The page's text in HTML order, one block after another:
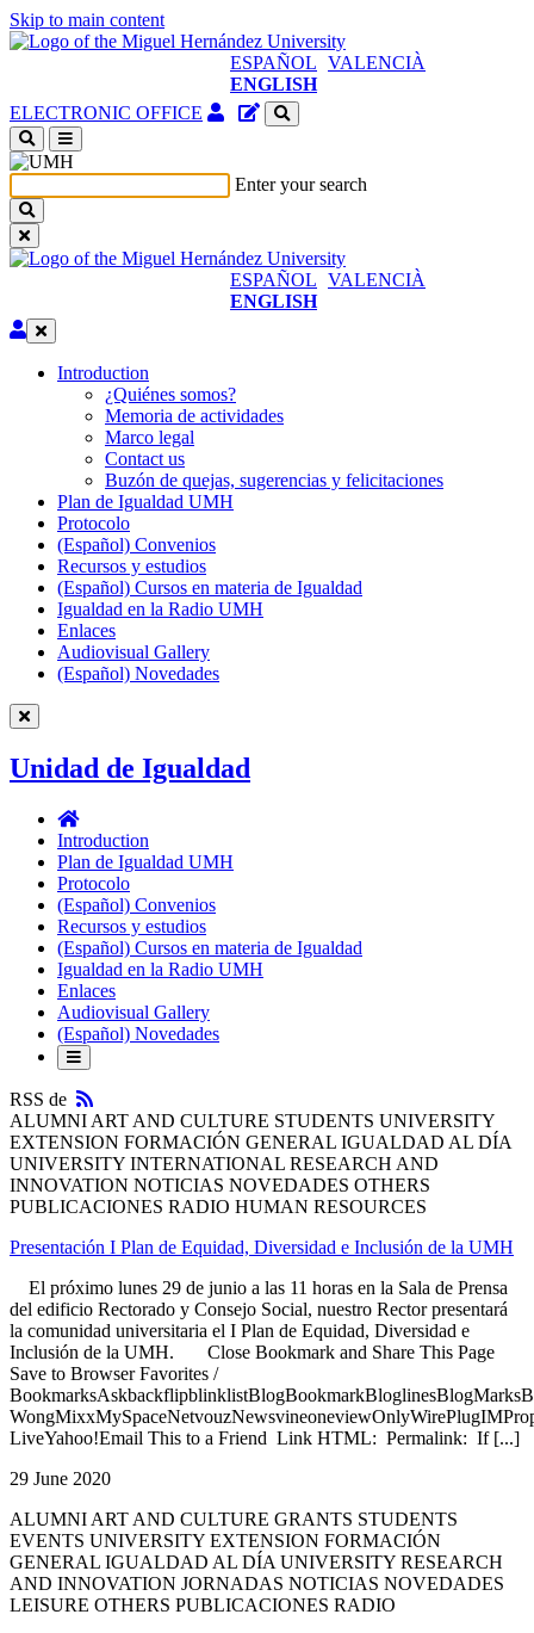
Skip to main content
ESPAÑOL VALENCIÀ
ENGLISH
ELECTRONIC OFFICE Authenticated
a
new
Site
content
Enter your search
ESPAÑOL VALENCIÀ
ENGLISH
Edit
Introduction
Introduction¿Quiénes somos?
Memoria de actividades
Marco legal
Contact us
Buzón de quejas, sugerencias y felicitaciones
Plan de Igualdad UMH
Protocolo
(Español) Convenios
Recursos y estudios
(Español) Cursos en materia de Igualdad
Igualdad en la Radio UMH
Enlaces
Audiovisual Gallery
(Español) Novedades
Unidad de Igualdad
Unidad
de
Igualdad
Introduction
Plan de Igualdad UMH
Protocolo
(Español) Convenios
Recursos y estudios
(Español) Cursos en materia de Igualdad
Igualdad en la Radio UMH
Enlaces
Audiovisual Gallery
(Español) Novedades
RSS de
RSS
ALUMNI ART AND CULTURE STUDENTS UNIVERSITY
EXTENSION FORMACIÓN GENERAL IGUALDAD AL DÍA
UNIVERSITY INTERNATIONAL RESEARCH AND
INNOVATION NOTICIAS NOVEDADES OTHERS
PUBLICACIONES RADIO HUMAN RESOURCES
Presentación I Plan de Equidad, Diversidad e Inclusión de la UMH
El próximo lunes 29 de junio a las 11 horas en la Sala de Prensa
del edificio Rectorado y Consejo Social, nuestro Rector presentará
la comunidad universitaria el I Plan de Equidad, Diversidad e
Inclusión de la UMH. Close Bookmark and Share This Page
Save to Browser Favorites /
LiveYahoo!Email This to a Friend Link HTML: Permalink: If [...]
29 June 2020
ALUMNI ART AND CULTURE GRANTS STUDENTS
EVENTS UNIVERSITY EXTENSION FORMACIÓN
GENERAL IGUALDAD AL DÍA UNIVERSITY RESEARCH
AND INNOVATION JORNADAS NOTICIAS NOVEDADES
LEISURE OTHERS PUBLICACIONES RADIO